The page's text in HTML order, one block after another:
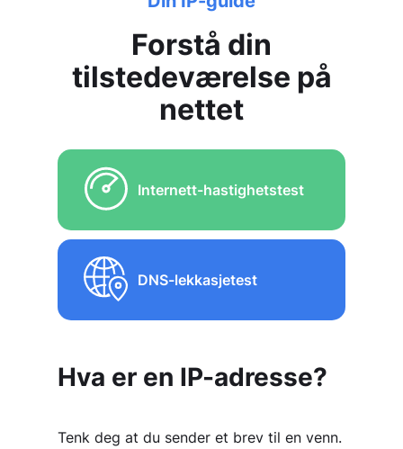
Forstå din
tilstedeværelse på
nettet
Internett-hastighetstest
DNS-lekkasjetest
Hva er en IP-adresse?
Tenk deg at du sender et brev til en venn.